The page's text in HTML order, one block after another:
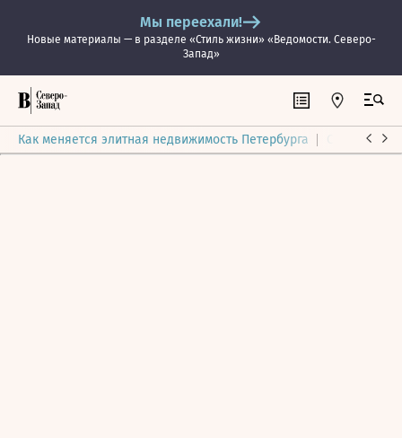
Мы переехали!
Новые материалы — в разделе «Стиль жизни» «Ведомости. Северо-
Запад»
Как меняется элитная недвижимость Петербурга Ситуация